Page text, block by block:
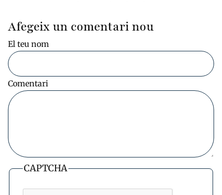
Afegeix un comentari nou
El teu nom
Comentari
CAPTCHA